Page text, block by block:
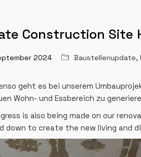
Construction Site
2024 Baustellenupdate,
geht es bei unserem
Wohn- und Essbereich zu
is also being made on our
down to create the new living and